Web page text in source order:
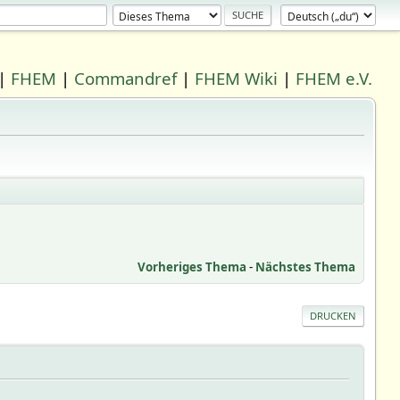
FHEM | Commandref| FHEM Wiki | FHEM e.V.
Vorheriges Thema - Nächstes Thema
DRUCKEN